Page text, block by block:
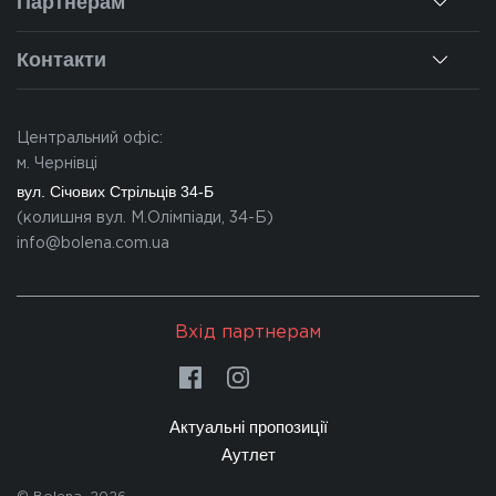
Наші об'єкти
Новини
Для партнерів
Контакти
Івано-Франківськ
Львів
Закарпаття
Центральний офіс:
м. Чернівці
вул. Січових Стрільців 34-Б
(колишня вул. М.Олімпіади, 34-Б)
info@bolena.com.ua
Вхід партнерам
Актуальні пропозиції
Аутлет